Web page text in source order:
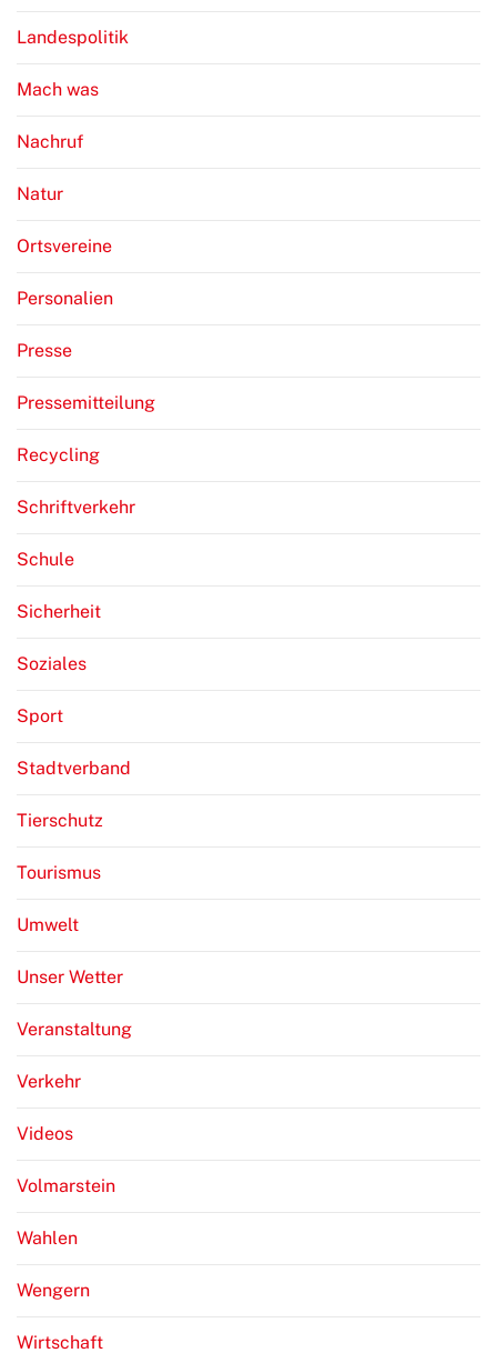
Landespolitik
Mach was
Nachruf
Natur
Ortsvereine
Personalien
Presse
Pressemitteilung
Recycling
Schriftverkehr
Schule
Sicherheit
Soziales
Sport
Stadtverband
Tierschutz
Tourismus
Umwelt
Unser Wetter
Veranstaltung
Verkehr
Videos
Volmarstein
Wahlen
Wengern
Wirtschaft